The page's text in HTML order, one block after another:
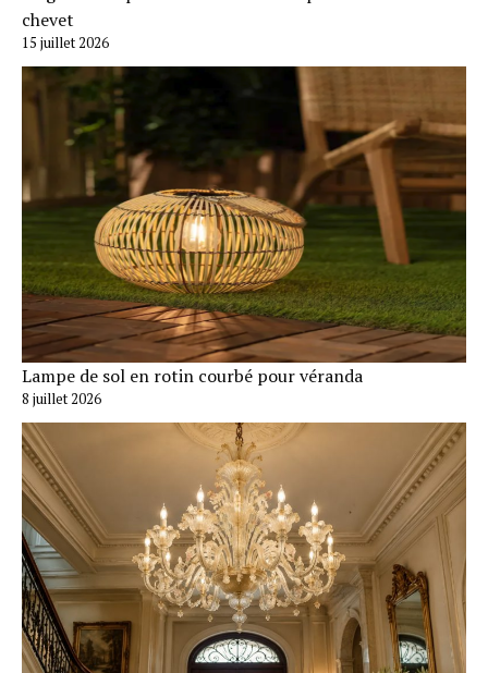
chevet
15 juillet 2026
Lampe de sol en rotin courbé pour véranda
8 juillet 2026